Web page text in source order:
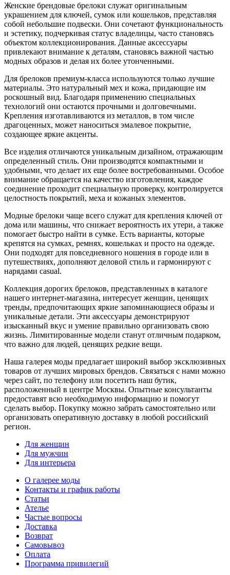
Женские брендовые брелоки служат оригинальным
украшением для ключей, сумок или кошельков, представляя
собой небольшие подвески. Они сочетают функциональность
и эстетику, подчеркивая статус владелицы, часто становясь
объектом коллекционирования. Данные аксессуары
привлекают внимание к деталям, становясь важной частью
модных образов и делая их более утонченными.
Для брелоков премиум-класса используются только лучшие
материалы. Это натуральный мех и кожа, придающие им
роскошный вид. Благодаря применению специальных
технологий они остаются прочными и долговечными.
Крепления изготавливаются из металлов, в том числе
драгоценных, может наноситься эмалевое покрытие,
создающее яркие акценты.
Все изделия отличаются уникальным дизайном, отражающим
определенный стиль. Они производятся компактными и
удобными, что делает их еще более востребованными. Особое
внимание обращается на качество изготовления, каждое
соединение проходит специальную проверку, контролируется
целостность покрытий, меха и кожаных элементов.
Модные брелоки чаще всего служат для крепления ключей от
дома или машины, что снижает вероятность их утери, а также
помогает быстро найти в сумке. Есть варианты, которые
крепятся на сумках, ремнях, кошельках и просто на одежде.
Они подходят для повседневного ношения в городе или в
путешествиях, дополняют деловой стиль и гармонируют с
нарядами casual.
Коллекция дорогих брелоков, представленных в каталоге
нашего интернет-магазина, интересует женщин, ценящих
тренды, предпочитающих яркие запоминающиеся образы и
уникальные детали. Эти аксессуары демонстрируют
изысканный вкус и умение правильно организовать свою
жизнь. Лимитированные модели станут отличным подарком,
что важно для людей, ценящих редкие вещи.
Наша галерея моды предлагает широкий выбор эксклюзивных
товаров от лучших мировых брендов. Связаться с нами можно
через сайт, по телефону или посетить наш бутик,
расположенный в центре Москвы. Опытные консультанты
предоставят всю необходимую информацию и помогут
сделать выбор. Покупку можно забрать самостоятельно или
организовать оперативную доставку в любой российский
регион.
Для женщин
Для мужчин
Для интерьера
О галерее моды
Контакты и график работы
Статьи
Ателье
Частые вопросы
Доставка
Возврат
Самовывоз
Оплата
Программа привилегий